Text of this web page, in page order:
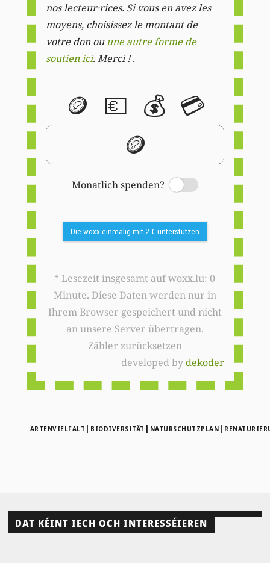
nos lecteur·rices. Si vous en avez les
moyens, choisissez le montant de
votre don ou une autre forme de
soutien ici. Merci ! .
🪙 💶 💰 💳
🪙
Monatlich spenden?
Switch
Die woxx einmalig mit 2 € unterstützen
* Lesezeit insgesamt auf woxx.lu: 0
Minute. Diese Daten werden nur in
Ihrem Browser gespeichert und nicht
an unsere Server übertragen.
Zähler zurücksetzen
developed bydekoder
ARTENVIELFALT | BIODIVERSITÄT | NATURSCHUTZPLAN |
DAT KÉINT IECH OCH INTERESSÉIEREN